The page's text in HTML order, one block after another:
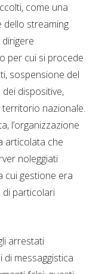
come una
dello streaming
per cui si procede
sospensione del
dispositive,
nazionale.
l’organizzazione
articolata che
noleggiati
cui gestione era
particolari
arrestati
messaggistica